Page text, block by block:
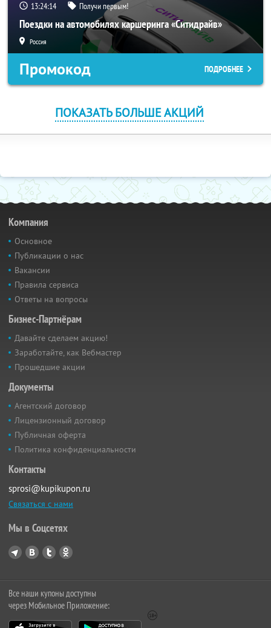
13:24:13 Получи первым!
Поездки на автомобилях каршеринга «Ситидрайв»
Россия
Промокод ПОДРОБНЕЕ
ПОКАЗАТЬ БОЛЬШЕ АКЦИЙ
Компания
Основное
Публикации о нас
Вакансии
Правила сервиса
Ответы на вопросы
Бизнес-Партнёрам
Давайте сделаем акцию!
Заработайте, как Вебмастер
Прошедшие акции
Документы
Агентский договор
Лицензионный договор
Публичная оферта
Политика конфиденциальности
Контакты
sprosi@kupikupon.ru
Связаться с нами
Мы в Соцсетях
Все наши купоны доступны
через Мобильное Приложение: